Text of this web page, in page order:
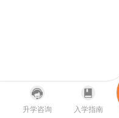
升学咨询 入学指南